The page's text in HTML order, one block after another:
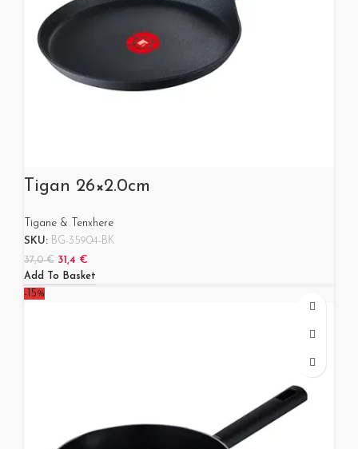
Tigan 26×2.0cm
Tigane & Tenxhere
SKU: BG-35904-BK
37,0€ 31,4 €
Add To Basket
-15%